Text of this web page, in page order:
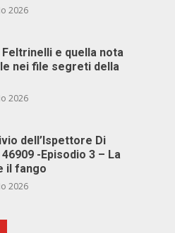
2026
Feltrinelli e quella nota
nei file segreti della
2026
dell’Ispettore Di
-Episodio 3 – La
il fango
2026